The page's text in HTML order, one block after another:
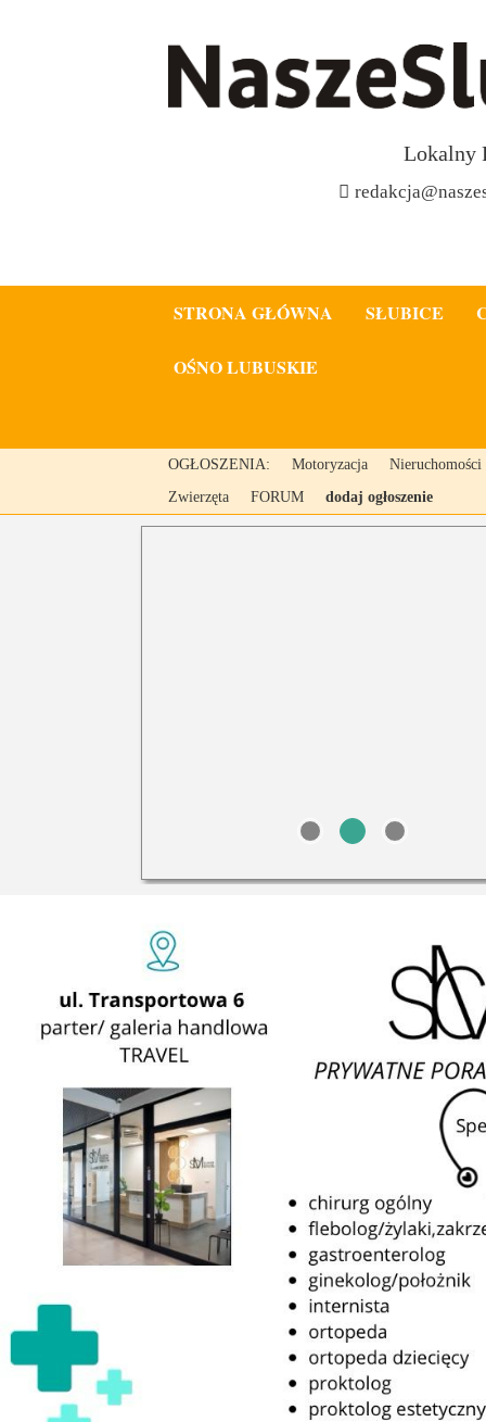
Lokalny
STRONA GŁÓWNA SŁUBICE
OŚNO LUBUSKIE
OGŁOSZENIA: Motoryzacja
Nieruchomości
Zwierzęta
FORUM dodaj ogłoszenie